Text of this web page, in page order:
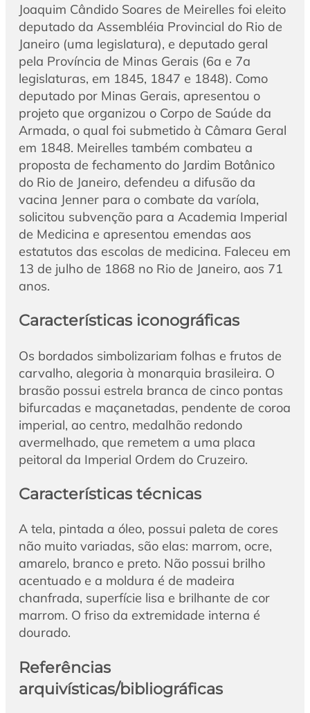
Joaquim Cândido Soares de Meirelles foi eleito
deputado da Assembléia Provincial do Rio de
Janeiro (uma legislatura), e deputado geral
pela Província de Minas Gerais (6a e 7a
legislaturas, em 1845, 1847 e 1848). Como
deputado por Minas Gerais, apresentou o
projeto que organizou o Corpo de Saúde da
Armada, o qual foi submetido à Câmara Geral
em 1848. Meirelles também combateu a
proposta de fechamento do Jardim Botânico
do Rio de Janeiro, defendeu a difusão da
vacina Jenner para o combate da varíola,
solicitou subvenção para a Academia Imperial
de Medicina e apresentou emendas aos
estatutos das escolas de medicina. Faleceu em
13 de julho de 1868 no Rio de Janeiro, aos 71
anos.
Características iconográficas
Os bordados simbolizariam folhas e frutos de
carvalho, alegoria à monarquia brasileira. O
brasão possui estrela branca de cinco pontas
bifurcadas e maçanetadas, pendente de coroa
imperial, ao centro, medalhão redondo
avermelhado, que remetem a uma placa
peitoral da Imperial Ordem do Cruzeiro.
Características técnicas
A tela, pintada a óleo, possui paleta de cores
não muito variadas, são elas: marrom, ocre,
amarelo, branco e preto. Não possui brilho
acentuado e a moldura é de madeira
chanfrada, superfície lisa e brilhante de cor
marrom. O friso da extremidade interna é
dourado.
Referências
arquivísticas/bibliográficas